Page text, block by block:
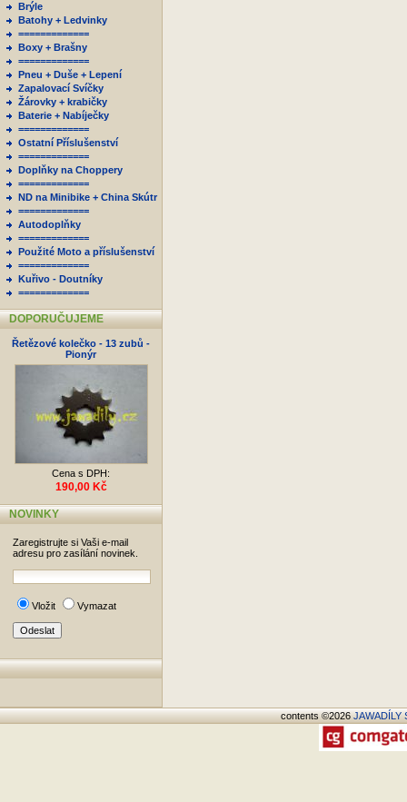
Brýle
Batohy + Ledvinky
=============
Boxy + Brašny
=============
Pneu + Duše + Lepení
Zapalovací Svíčky
Žárovky + krabičky
Baterie + Nabíječky
=============
Ostatní Příslušenství
=============
Doplňky na Choppery
=============
ND na Minibike + China Skútr
=============
Autodoplňky
=============
Použité Moto a příslušenství
=============
Kuřivo - Doutníky
=============
DOPORUČUJEME
Řetězové kolečko - 13 zubů -
Pionýr
Cena s DPH:
190,00 Kč
NOVINKY
Zaregistrujte si Vaši e-mail
adresu pro zasílání novinek.
Vložit Vymazat
contents ©2026JAWADÍLY